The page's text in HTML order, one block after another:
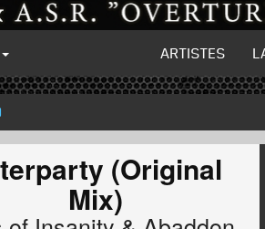
ARTISTES
(Original
Mix)